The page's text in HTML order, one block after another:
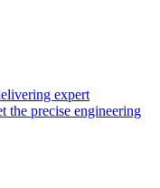
expert
the precise engineering